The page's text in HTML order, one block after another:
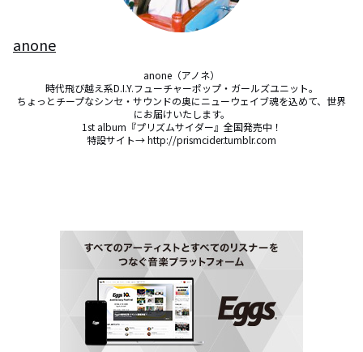
anone
anone（アノネ）
時代飛び越え系D.I.Y.フューチャーポップ・ガールズユニット。
ちょっとチープなシンセ・サウンドの奥にニューウェイブ魂を込めて、世界
にお届けいたします。
1st album『プリズムサイダー』全国発売中！